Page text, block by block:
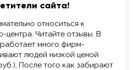
сайта!
относиться к
центра. Читайте отзывы. В
много фирм-
людей низкой ценой
После того как забирают